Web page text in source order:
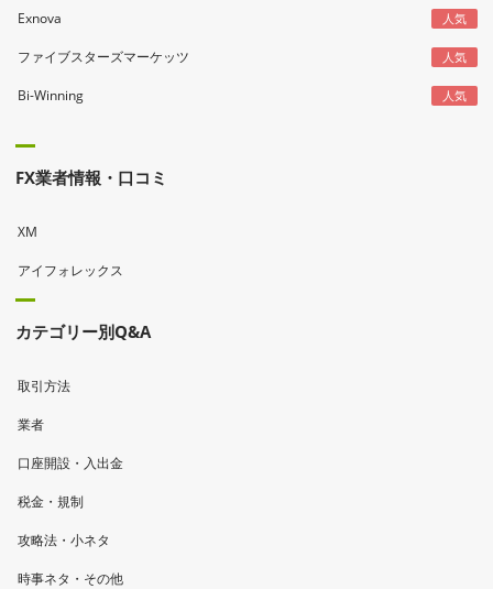
Exnova 人気
ファイブスターズマーケッツ 人気
Bi-Winning 人気
FX業者情報・口コミ
XM
アイフォレックス
カテゴリー別Q&A
取引方法
業者
口座開設・入出金
税金・規制
攻略法・小ネタ
時事ネタ・その他